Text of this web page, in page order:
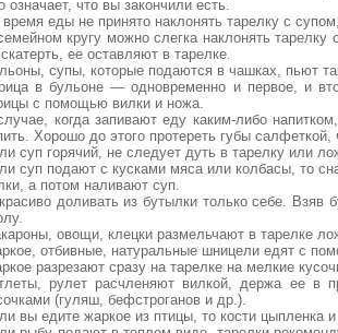
означает, что вы закончили есть.
время еды не принято наклонять тарелку с
кругу можно слегка наклонять
ее оставляют в тарелке.
супы, которые подаются в чашках, пьют
в бульоне — одновременно и первое, и
с помощью вилки и ножа.
когда запивают еду каким-либо
Хорошо до этого протереть губы
суп горячий, не следует дуть в тарелку или
суп подают с кусками мяса или колбасы, то
а потом наливают суп.
доливать из бутылки только себе.
овощи, клецки размельчают в тарелке
отбивные, натуральные шницели едят с
разрезают сразу на тарелке на мелкие
рулет расчленяют вилкой, держа ее в
(гуляш, бефстроганов и др.).
вы едите жаркое из птицы, то кости цыпленка